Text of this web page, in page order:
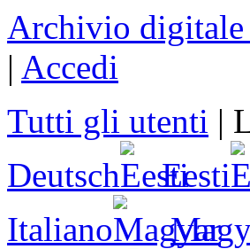
Archivio
| Accedi
Tutti gli utenti |
Deutsch
Eesti
Italiano